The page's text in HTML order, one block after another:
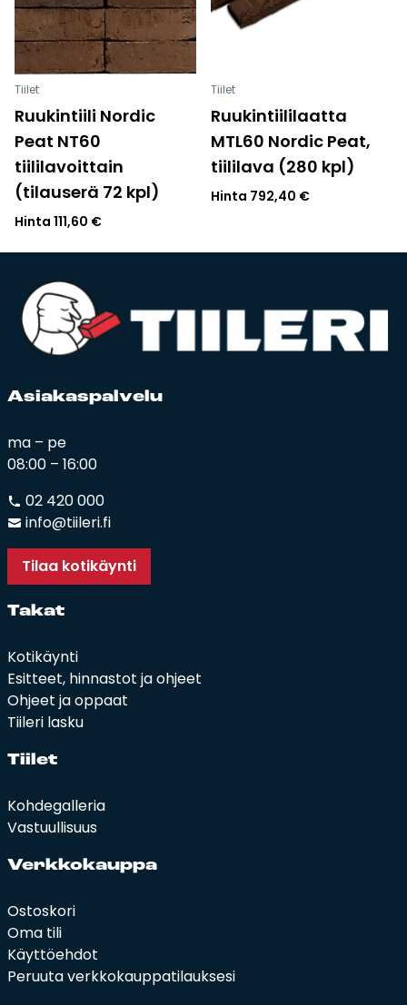
Tiilet
Ruukintiili Nordic
Peat NT60
tiililavoittain
(tilauserä 72 kpl)
Hinta 111,60 €
Tiilet
Ruukintiililaatta
MTL60 Nordic Peat,
tiililava (280 kpl)
Hinta 792,40 €
Asia­kas­pal­ve­lu
ma – pe
08:00 – 16:00
02 420 000
info@tiileri.fi
Tilaa kotikäynti
Ta­kat
Kotikäynti
Esitteet, hinnastot ja ohjeet
Ohjeet ja oppaat
Tiileri lasku
Tii­let
Kohdegalleria
Vastuullisuus
Verk­ko­kaup­pa
Ostoskori
Oma tili
Käyttöehdot
Peruuta verkkokauppatilauksesi